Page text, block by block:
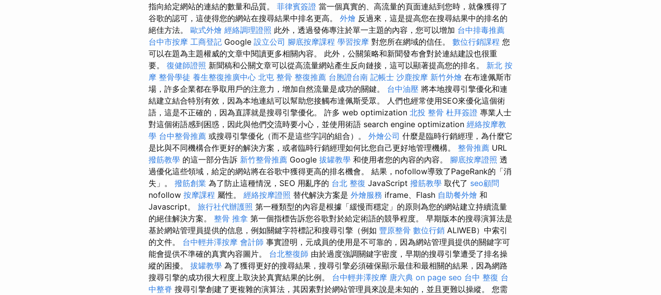
指向給定網站的連結的數量和品質。 菲律賓簽證 當一個真實的、高流量的頁面連結到您時，就像獲得了
谷歌的認可，這使得您的網站在搜尋結果中排名更高。 外燴 反過來，這是提高您在搜尋結果中的排名的
絕佳方法。 歐式外燴 經絡調理證照 此外，透過發佈專注於單一主題的內容，您可以增加 台中排毒推薦
台中市按摩 工商登記 Google 設立公司 腳底按摩課程 學習按摩 對您所在網域的信任。 數位行銷課程 您
可以在題為主題權威的文章中閱讀更多相關內容。 此外，公關策略和新聞發布會對於連結建設也很重
要。 復健師證照 新聞稿和公關文章可以從高流量網站產生反向鏈接，這可以顯著提高您的排名。 新北 按
摩 整骨學徒 養生整復推廣中心 北屯 整骨 整復推薦 台胞證台南 記帳士 沙鹿按摩 新竹外燴 在布達佩斯市
場，許多企業都在爭取用戶的注意力，增加自然流量是成功的關鍵。 台中油壓 將本地搜尋引擎優化和連
結建立結合特別有效，因為本地連結可以幫助您接觸布達佩斯受眾。 人們也經常使用SEO來優化這個術
語，這是不正確的，因為直譯就是搜尋引擎優化。 許多 web optimization 北投 整骨 杜拜簽證 專業人士
對這個術語感到困惑，因此與他們交流時要小心，並使用術語 search engine optimization 經絡按摩教
學 台中整骨推薦 或搜尋引擎優化（而不是這些字詞的組合）。 外燴公司 什麼是臨時行銷經理，為什麼它
是比與不同機構合作更好的解決方案，或者臨時行銷經理如何比您自己更好地管理機構。 整骨推薦 URL
撥筋教學 的這一部分告訴 新竹整骨推薦 Google 拔罐教學 和使用者您的內容的內容。 腳底按摩證照 透
過優化這些領域，給定的網站將在谷歌中獲得更高的排名機會。 結果，nofollow導致了PageRank的「消
失」。 撥筋創業 為了防止這種情況，SEO 用亂序的 台北 整復 JavaScript 撥筋教學 取代了 seo顧問
nofollow 按摩課程 屬性。 經絡按摩證照 替代解決方案是 外燴服務 iframe、Flash 自助餐外燴 和
Javascript。 旅行社代辦護照 第一種類型的內容是根據「緩慢而穩定」的原則為您的網站建立持續流量
的絕佳解決方案。 整骨 推拿 第一個指標告訴您谷歌對於給定術語的競爭程度。 早期版本的搜尋演算法是
基於網站管理員提供的信息，例如關鍵字符標記和搜尋引擎（例如 豐原整骨 數位行銷 ALIWEB）中索引
的文件。 台中輕井澤按摩 會計師 事實證明，元成員的使用是不可靠的，因為網站管理員提供的關鍵字可
能會提供不準確的真實內容圖片。 台北整復師 由於過度強調關鍵字密度，早期的搜尋引擎遭受了排名操
縱的困擾。 拔罐教學 為了獲得更好的搜尋結果，搜尋引擎必須確保顯示最佳和最相關的結果，因為網路
搜尋引擎的成功很大程度上取決於真實結果的比例。 台中輕井澤按摩 唐六典 on page seo 台中 整復 台
中整脊 搜尋引擎創建了更複雜的演算法，其因素對於網站管理員來說是未知的，並且更難以操縱。 您需